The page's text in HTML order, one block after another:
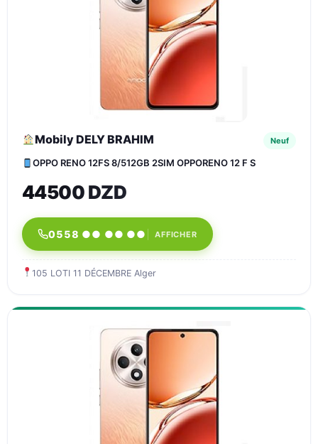
Mobily DELY BRAHIM Neuf
OPPO RENO 12FS 8/512GB 2SIM OPPORENO 12 F S
44500 DZD
0558 ●● ●● ●● AFFICHER
105 LOTI 11 DÉCEMBRE Alger